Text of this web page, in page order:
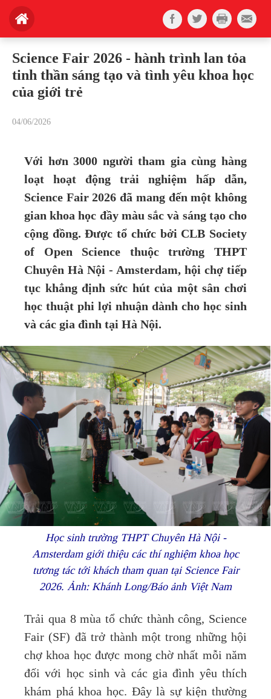
Science Fair 2026 - hành trình lan tỏa
tinh thần sáng tạo và tình yêu khoa học
của giới trẻ
04/06/2026
Với hơn 3000 người tham gia cùng hàng
loạt hoạt động trải nghiệm hấp dẫn,
Science Fair 2026 đã mang đến một không
gian khoa học đầy màu sắc và sáng tạo cho
cộng đồng. Được tổ chức bởi CLB Society
of Open Science thuộc trường THPT
Chuyên Hà Nội - Amsterdam, hội chợ tiếp
tục khẳng định sức hút của một sân chơi
học thuật phi lợi nhuận dành cho học sinh
và các gia đình tại Hà Nội.
Học sinh trường THPT Chuyên Hà Nội -
Amsterdam giới thiệu các thí nghiệm khoa học
tương tác tới khách tham quan tại Science Fair
2026. Ảnh: Khánh Long/Báo ảnh Việt Nam
Trải qua 8 mùa tổ chức thành công, Science
Fair (SF) đã trở thành một trong những hội
chợ khoa học được mong chờ nhất mỗi năm
đối với học sinh và các gia đình yêu thích
khám phá khoa học. Đây là sự kiện thường